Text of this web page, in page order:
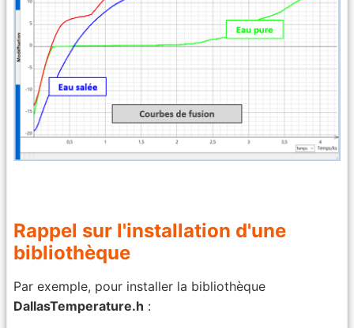
Rappel sur l'installation d'une
bibliothèque
Par exemple, pour installer la bibliothèque
DallasTemperature.h :